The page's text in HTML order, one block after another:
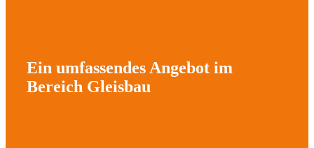
Ein umfassendes Angebot im
Bereich Gleisbau